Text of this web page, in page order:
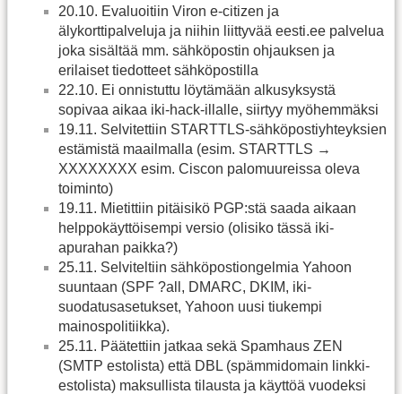
20.10. Evaluoitiin Viron e-citizen ja
älykorttipalveluja ja niihin liittyvää eesti.ee palvelua
joka sisältää mm. sähköpostin ohjauksen ja
erilaiset tiedotteet sähköpostilla
22.10. Ei onnistuttu löytämään alkusyksystä
sopivaa aikaa iki-hack-illalle, siirtyy myöhemmäksi
19.11. Selvitettiin STARTTLS-sähköpostiyhteyksien
estämistä maailmalla (esim. STARTTLS →
XXXXXXXX esim. Ciscon palomuureissa oleva
toiminto)
19.11. Mietittiin pitäisikö PGP:stä saada aikaan
helppokäyttöisempi versio (olisiko tässä iki-
apurahan paikka?)
25.11. Selviteltiin sähköpostiongelmia Yahoon
suuntaan (SPF ?all, DMARC, DKIM, iki-
suodatusasetukset, Yahoon uusi tiukempi
mainospolitiikka).
25.11. Päätettiin jatkaa sekä Spamhaus ZEN
(SMTP estolista) että DBL (spämmidomain linkki-
estolista) maksullista tilausta ja käyttöä vuodeksi